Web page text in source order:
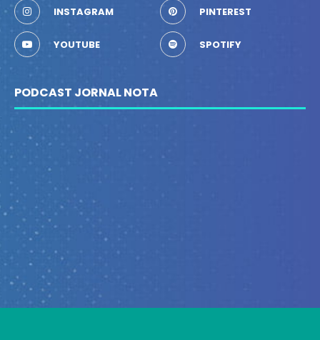
INSTAGRAM PINTEREST
YOUTUBE SPOTIFY
PODCAST JORNAL NOTA